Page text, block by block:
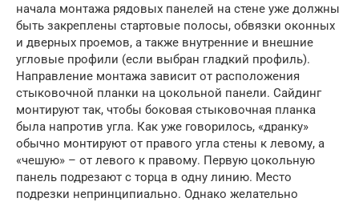
начала монтажа рядовых панелей на стене уже должны
быть закреплены стартовые полосы, обвязки оконных
и дверных проемов, а также внутренние и внешние
угловые профили (если выбран гладкий профиль).
Направление монтажа зависит от расположения
стыковочной планки на цокольной панели. Сайдинг
монтируют так, чтобы боковая стыковочная планка
была напротив угла. Как уже говорилось, «дранку»
обычно монтируют от правого угла стены к левому, а
«чешую» – от левого к правому. Первую цокольную
панель подрезают с торца в одну линию. Место
подрезки непринципиально. Однако желательно